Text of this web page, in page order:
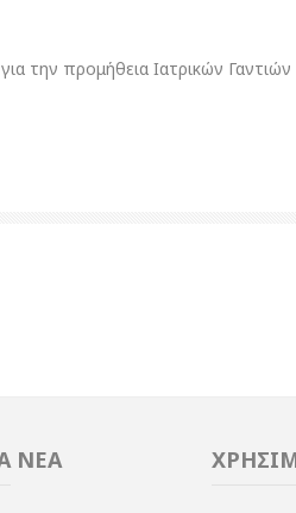
την προμήθεια Ιατρικών Γαντιών
ΝΕΑ